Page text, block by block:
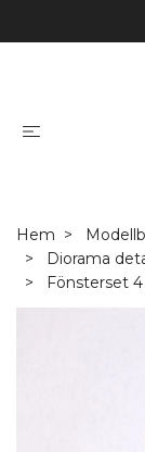
Hem
Diorama
Fönsterset